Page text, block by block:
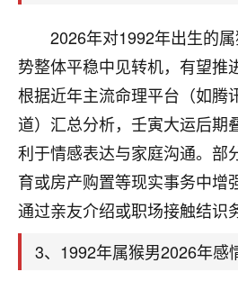
2026年对1992年出生的
势整体平稳中见转机，有望推
根据近年主流命理平台（如腾
道）汇总分析，壬寅大运后期
利于情感表达与家庭沟通。部
育或房产购置等现实事务中增
通过亲友介绍或职场接触结识
3、1992年属猴男2026年感
卦，认识老师3年了，都
17分钟前 来自湖北
心若莲花
我是做餐饮的，这两年，生
一家，要么生意不好，生意
家底快败光了，真是倒霉！
回事？
啊！